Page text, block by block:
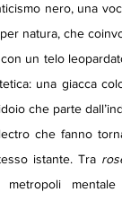
nero, una
natura, che
un telo
una giacca
che parte
che fanno
istante. Tra